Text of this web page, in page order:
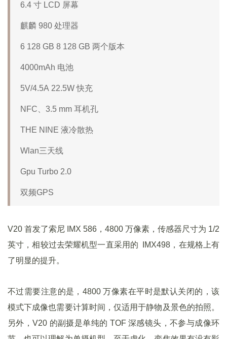
6.4 寸 LCD 屏幕
麒麟 980 处理器
6 128 GB 8 128 GB 两个版本
4000mAh 电池
5V/4.5A 22.5W 快充
NFC、3.5 mm 耳机孔
THE NINE 液冷散热
Wlan三天线
Gpu Turbo 2.0
双频GPS
V20 首发了索尼 IMX 586，4800 万像素，传感器尺寸为 1/2
英寸，相较过去荣耀机型一直采用的 IMX498，在规格上有
了明显的提升。
不过需要注意的是，4800 万像素在平时是默认关闭的，该
模式下成像也需要计算时间，仅适用于静物及景色的拍照。
另外，V20 的副摄是单纯的 TOF 深感镜头，不参与成像环